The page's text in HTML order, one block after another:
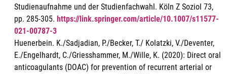
Studienaufnahme und der Studienfachwahl. Köln Z Soziol 73,
pp. 285-305. https://link.springer.com/article/10.1007/s11577-
021-00787-3
Huenerbein. K./Sadjadian, P./Becker, T./ Kolatzki, V./Deventer,
E./Engelhardt, C./Griesshammer, M./Wille, K. (2020): Direct oral
anticoagulants (DOAC) for prevention of recurrent arterial or